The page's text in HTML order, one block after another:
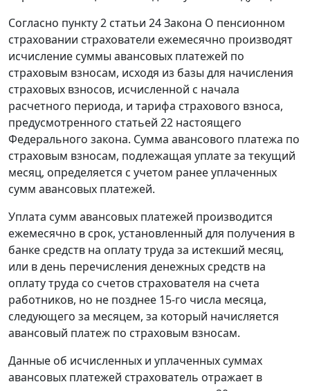
Согласно пункту 2 статьи 24Закона О пенсионном
страховании страхователи ежемесячно производят
исчисление суммы авансовых платежей по
страховым взносам, исходя из базы для начисления
страховых взносов, исчисленной с начала
расчетного периода, и тарифа страхового взноса,
предусмотренного статьей 22 настоящего
Федерального закона. Сумма авансового платежа по
страховым взносам, подлежащая уплате за текущий
месяц, определяется с учетом ранее уплаченных
сумм авансовых платежей.
Уплата сумм авансовых платежей производится
ежемесячно в срок, установленный для получения в
банке средств на оплату труда за истекший месяц,
или в день перечисления денежных средств на
оплату труда со счетов страхователя на счета
работников, но не позднее 15-го числа месяца,
следующего за месяцем, за который начисляется
авансовый платеж по страховым взносам.
Данные об исчисленных и уплаченных суммах
авансовых платежей страхователь отражает в